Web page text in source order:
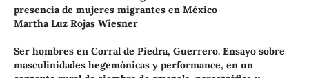
presencia de mujeres migrantes en México
Martha Luz Rojas Wiesner
Ser hombres en Corral de Piedra, Guerrero. Ensayo sobre
masculinidades hegemónicas y performance, en un